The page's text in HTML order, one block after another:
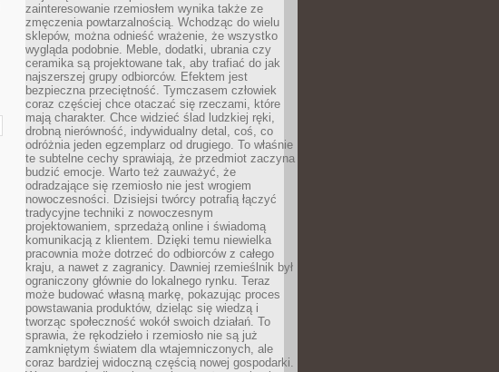
zainteresowanie rzemiosłem wynika także ze
zmęczenia powtarzalnością. Wchodząc do wielu
sklepów, można odnieść wrażenie, że wszystko
wygląda podobnie. Meble, dodatki, ubrania czy
ceramika są projektowane tak, aby trafiać do jak
najszerszej grupy odbiorców. Efektem jest
bezpieczna przeciętność. Tymczasem człowiek
coraz częściej chce otaczać się rzeczami, które
mają charakter. Chce widzieć ślad ludzkiej ręki,
drobną nierówność, indywidualny detal, coś, co
odróżnia jeden egzemplarz od drugiego. To właśnie
te subtelne cechy sprawiają, że przedmiot zaczyna
budzić emocje. Warto też zauważyć, że
odradzające się rzemiosło nie jest wrogiem
nowoczesności. Dzisiejsi twórcy potrafią łączyć
tradycyjne techniki z nowoczesnym
projektowaniem, sprzedażą online i świadomą
komunikacją z klientem. Dzięki temu niewielka
pracownia może dotrzeć do odbiorców z całego
kraju, a nawet z zagranicy. Dawniej rzemieślnik był
ograniczony głównie do lokalnego rynku. Teraz
może budować własną markę, pokazując proces
powstawania produktów, dzieląc się wiedzą i
tworząc społeczność wokół swoich działań. To
sprawia, że rękodzieło i rzemiosło nie są już
zamkniętym światem dla wtajemniczonych, ale
coraz bardziej widoczną częścią nowej gospodarki.